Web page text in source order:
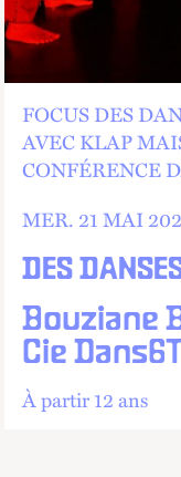
DES
Bouziane
Cie Dans6T
FOCUS DES
AVEC KLAP
CONFÉRENCE
MER. 21 MAI
À partir 12 ans